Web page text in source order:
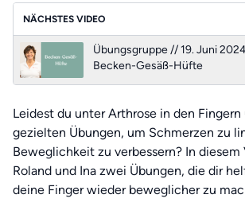
NÄCHSTES VIDEO
Übungsgruppe // 19. Juni
Becken-Gesäß-Hüfte
Leidest du unter Arthrose in den
gezielten Übungen, um Schmerzen zu
Beweglichkeit zu verbessern? In
Roland und Ina zwei Übungen, die dir
deine Finger wieder beweglicher zu